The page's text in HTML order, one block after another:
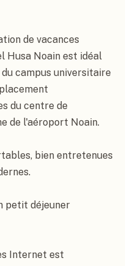
de vacances
Husa Noain est idéal
campus universitaire
du centre de
de l'aéroport Noain.
bien entretenues
petit déjeuner
Internet est